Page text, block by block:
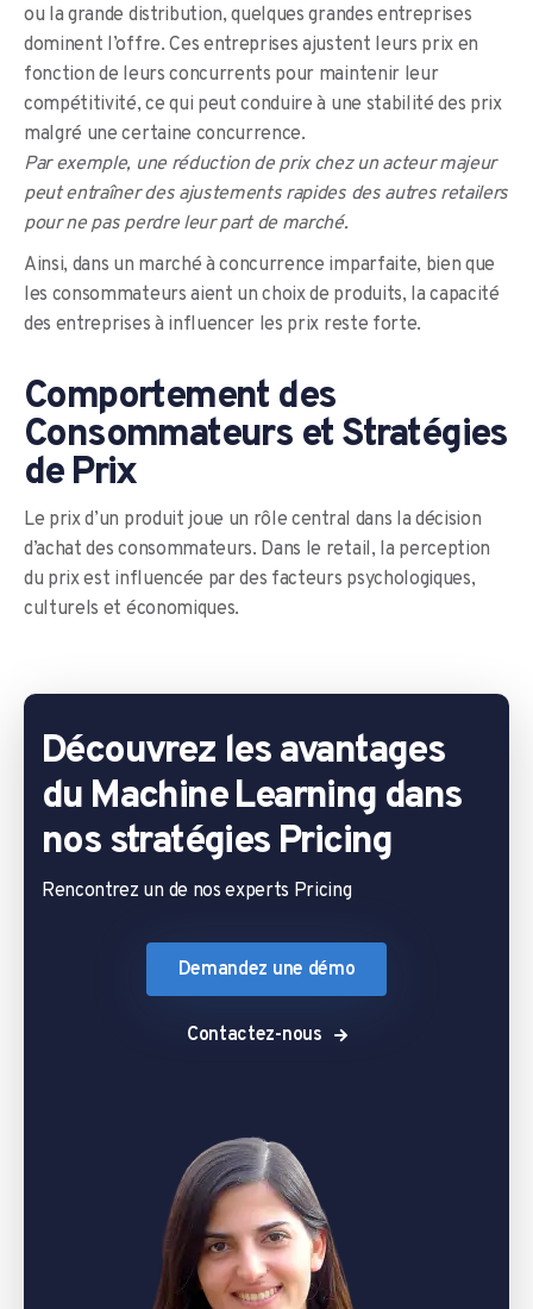
ou la grande distribution, quelques grandes entreprises
dominent l’offre. Ces entreprises ajustent leurs prix en
fonction de leurs concurrents pour maintenir leur
compétitivité, ce qui peut conduire à une stabilité des prix
malgré une certaine concurrence.
Par exemple, une réduction de prix chez un acteur majeur
peut entraîner des ajustements rapides des autres retailers
pour ne pas perdre leur part de marché.
Ainsi, dans un marché à concurrence imparfaite, bien que
les consommateurs aient un choix de produits, la capacité
des entreprises à influencer les prix reste forte.
Comportement des
Consommateurs et Stratégies
de Prix
Le prix d’un produit joue un rôle central dans la décision
d’achat des consommateurs. Dans le retail, la perception
du prix est influencée par des facteurs psychologiques,
culturels et économiques.
Découvrez les avantages
du Machine Learning dans
nos stratégies Pricing
Rencontrez un de nos experts Pricing
Demandez une démo
Contactez-nous